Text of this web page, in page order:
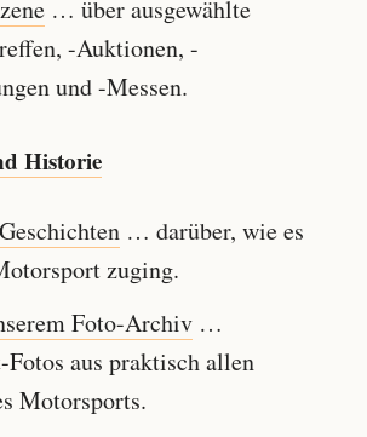
… über ausgewählte
-Auktionen, -
und -Messen.
Historie
… darüber, wie es
zuging.
Foto-Archiv…
aus praktisch allen
Motorsports.